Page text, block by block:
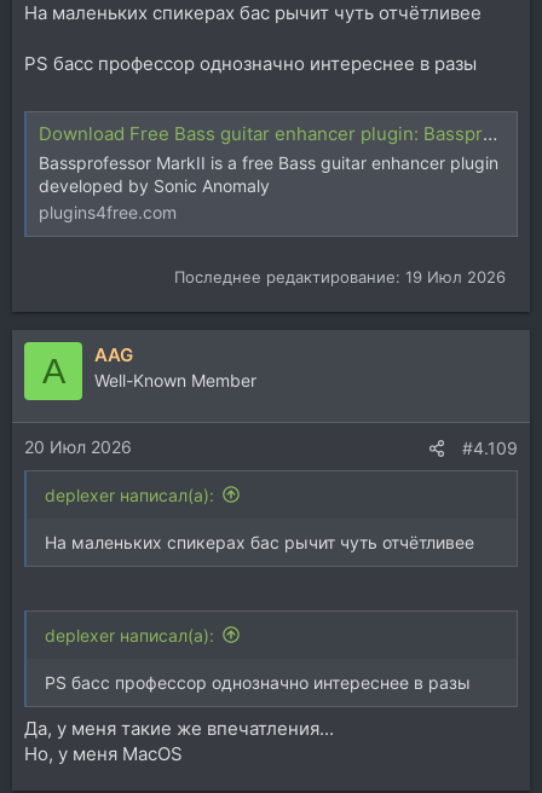
На маленьких спикерах бас рычит чуть отчётливее
PS басс профессор однозначно интереснее в разы
Download Free Bass guitar enhancer plugin: Bassprofessor MarkII by Sonic Anomaly
Bassprofessor MarkII is a free Bass guitar enhancer plugin
developed by Sonic Anomaly
plugins4free.com
Последнее редактирование: 19 Июл 2026
A AAG
Well-Known Member
20 Июл 2026 #4.109
deplexer написал(а):
На маленьких спикерах бас рычит чуть отчётливее
deplexer написал(а):
PS басс профессор однозначно интереснее в разы
Да, у меня такие же впечатления...
Но, у меня MacOS